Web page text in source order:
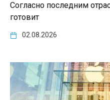
Согласно последним
готовит
02.08.2026